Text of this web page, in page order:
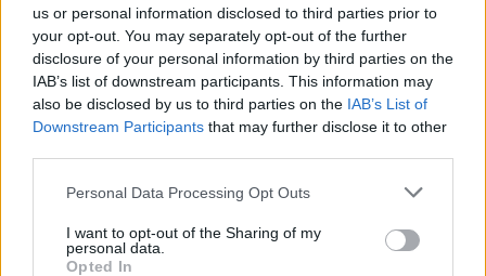
us or personal information disclosed to third parties prior to
your opt-out. You may separately opt-out of the further
disclosure of your personal information by third parties on the
IAB’s list of downstream participants. This information may
also be disclosed by us to third parties on the IAB’s List of
Downstream Participants that may further disclose it to other
Personal Data Processing Opt Outs
I want to opt-out of the Sharing of my
personal data.
Opted In
Rodyti komentarus
Prisijungti komentatoriams